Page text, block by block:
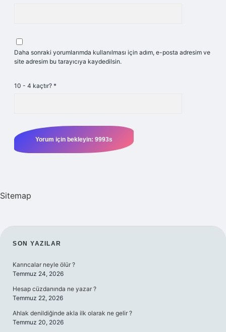
Daha sonraki yorumlarımda kullanılması için adım, e-posta adresim ve
site adresim bu tarayıcıya kaydedilsin.
10 - 4 kaçtır? *
Sitemap
SIDEBAR
SON YAZILAR
Karıncalar neyle ölür ?
Temmuz 24, 2026
Hesap cüzdanında ne yazar ?
Temmuz 22, 2026
Ahlak denildiğinde akla ilk olarak ne gelir ?
Temmuz 20, 2026